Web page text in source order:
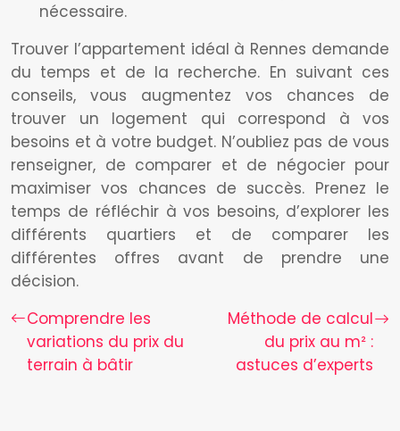
nécessaire.
Trouver l’appartement idéal à Rennes demande
du temps et de la recherche. En suivant ces
conseils, vous augmentez vos chances de
trouver un logement qui correspond à vos
besoins et à votre budget. N’oubliez pas de vous
renseigner, de comparer et de négocier pour
maximiser vos chances de succès. Prenez le
temps de réfléchir à vos besoins, d’explorer les
différents quartiers et de comparer les
différentes offres avant de prendre une
décision.
Comprendre les
variations du prix du
terrain à bâtir
Méthode de calcul
du prix au m² :
astuces d’experts